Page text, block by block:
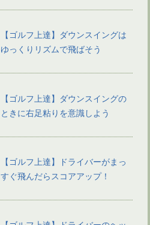
【ゴルフ上達】ダウンスイングは
ゆっくりリズムで飛ばそう
【ゴルフ上達】ダウンスイングの
ときに右足粘りを意識しよう
【ゴルフ上達】ドライバーがまっ
すぐ飛んだらスコアアップ！